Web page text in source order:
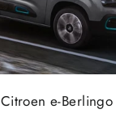
Citroen e-Berlingo